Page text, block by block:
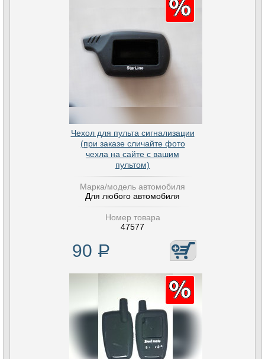
Чехол для пульта сигнализации
(при заказе сличайте фото
чехла на сайте с вашим
пультом)
Марка/модель автомобиля
Для любого автомобиля
Номер товара
47577
90 Р